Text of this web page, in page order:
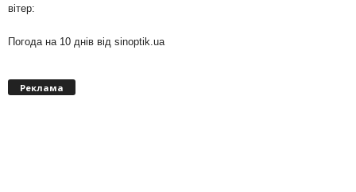
вітер:
Погода на 10 днів від sinoptik.ua
Реклама